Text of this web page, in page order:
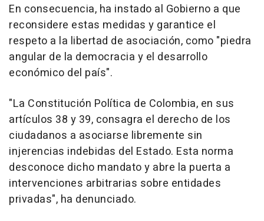
En consecuencia, ha instado al Gobierno a que
reconsidere estas medidas y garantice el
respeto a la libertad de asociación, como "piedra
angular de la democracia y el desarrollo
económico del país".
"La Constitución Política de Colombia, en sus
artículos 38 y 39, consagra el derecho de los
ciudadanos a asociarse libremente sin
injerencias indebidas del Estado. Esta norma
desconoce dicho mandato y abre la puerta a
intervenciones arbitrarias sobre entidades
privadas", ha denunciado.